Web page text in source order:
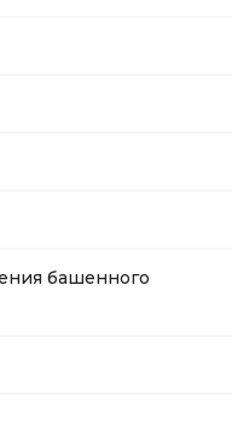
башенного